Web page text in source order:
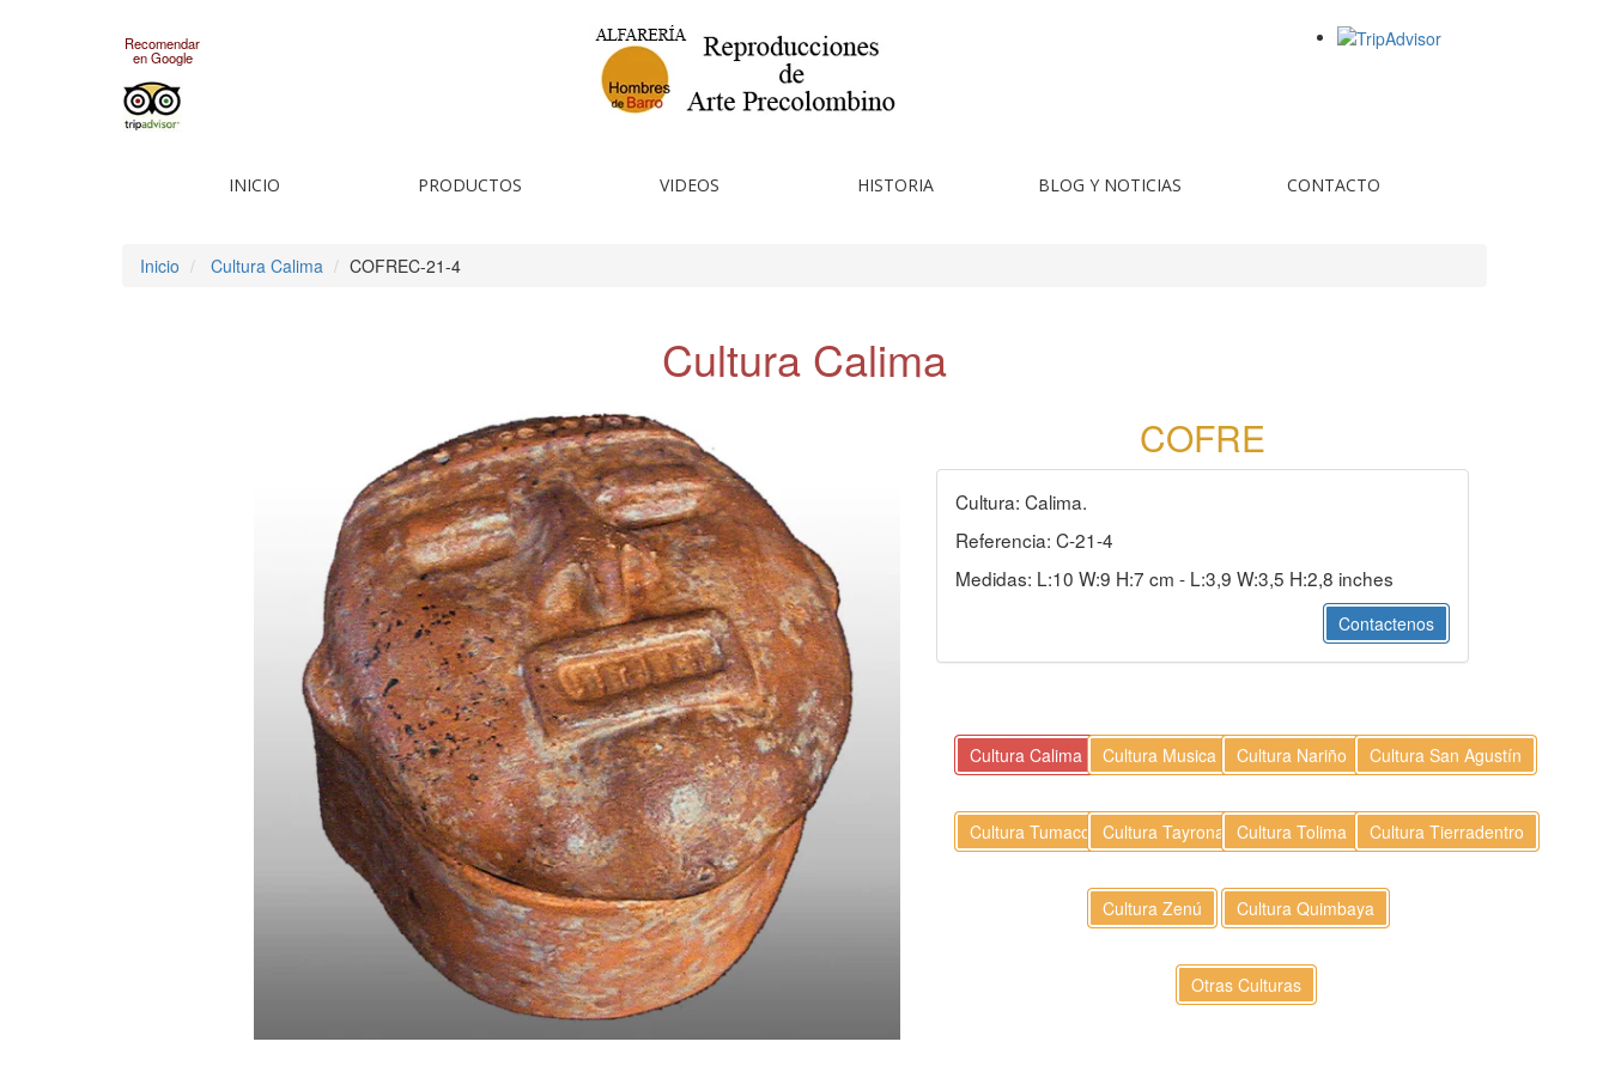
Recomendar
en Google
INICIO PRODUCTOS VIDEOS HISTORIA BLOG Y NOTICIAS CONTACTO
Inicio Cultura Calima COFREC-21-4
Cultura Calima
COFRE
Cultura: Calima.
Referencia: C-21-4
Medidas: L:10 W:9 H:7 cm - L:3,9 W:3,5 H:2,8 inches
Contactenos
Cultura Calima Cultura Musica Cultura Nariño Cultura San Agustín
Cultura Tumaco Cultura Tayrona Cultura Tolima Cultura Tierradentro
Cultura Zenú Cultura Quimbaya
Otras Culturas